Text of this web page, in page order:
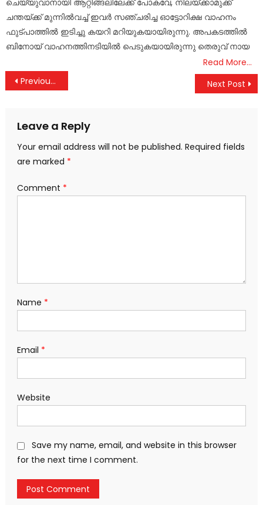
ചെയ്യുവാനായി ആറ്റിങ്ങലിലേക്ക് പോകവേ, നിലയ്ക്കാമുക്ക്
ചന്തയ്ക്ക് മുന്നിൽവച്ച് ഇവർ സഞ്ചരിച്ച ഓട്ടോറിക്ഷ വാഹനം
ഫുട്പാത്തിൽ ഇടിച്ചു കയറി മറിയുകയായിരുന്നു. അപകടത്തിൽ
ബിനോയ്‌ വാഹനത്തിനടിയിൽ പെടുകയായിരുന്നു തെരുവ് നായ
Read More…
Post
Previous Post Next Post
Leave a Reply
Your email address will not be published. Required fields
are marked *
Comment *
Name *
Email *
Website
Save my name, email, and website in this browser
for the next time I comment.